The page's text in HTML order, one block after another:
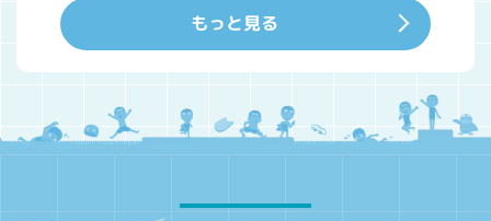
もっと見る